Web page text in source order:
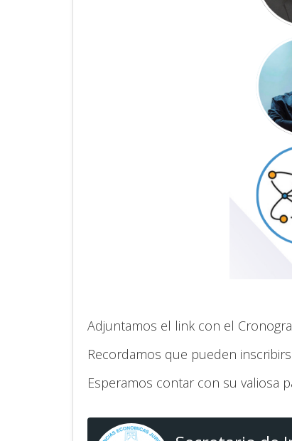
Adjuntamos el link con el
Recordamos que pueden
Esperamos contar con su valiosa